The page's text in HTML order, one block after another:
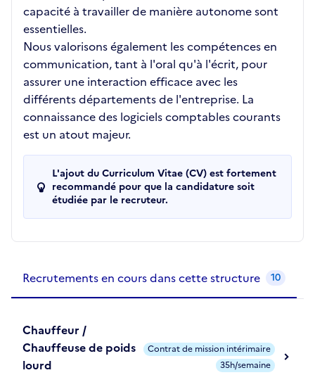
capacité à travailler de manière autonome sont
essentielles.
Nous valorisons également les compétences en
communication, tant à l'oral qu'à l'écrit, pour
assurer une interaction efficace avec les
différents départements de l'entreprise. La
connaissance des logiciels comptables courants
est un atout majeur.
L'ajout du Curriculum Vitae (CV) est fortement
recommandé pour que la candidature soit
étudiée par le recruteur.
Recrutements en cours dans cette structure 10
Chauffeur /
Chauffeuse de poids
lourd
Contrat de mission intérimaire
35h/semaine